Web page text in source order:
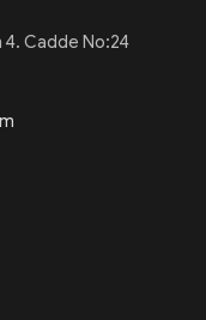
4. Cadde No:24